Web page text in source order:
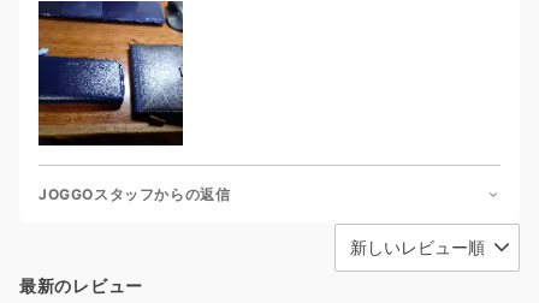
JOGGOスタッフからの返信
最新のレビュー